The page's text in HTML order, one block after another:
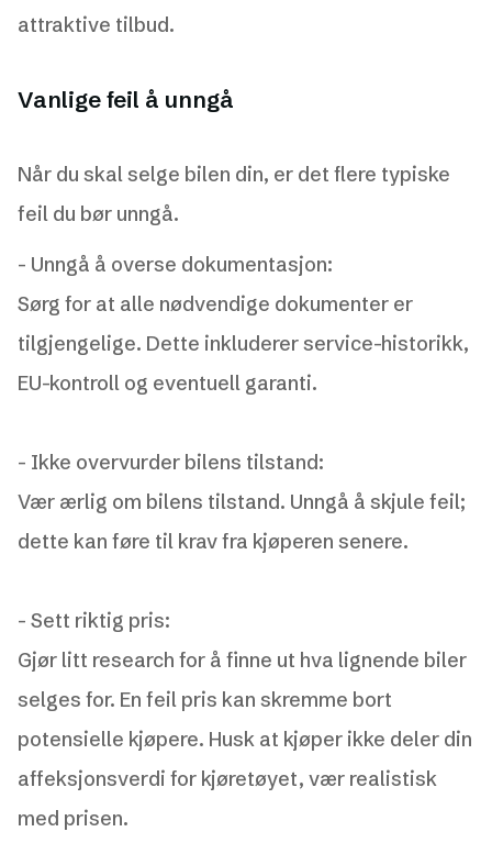
attraktive tilbud.
Vanlige feil å unngå
Når du skal selge bilen din, er det flere typiske
feil du bør unngå.
- Unngå å overse dokumentasjon:
Sørg for at alle nødvendige dokumenter er
tilgjengelige. Dette inkluderer service-historikk,
EU-kontroll og eventuell garanti.
- Ikke overvurder bilens tilstand:
Vær ærlig om bilens tilstand. Unngå å skjule feil;
dette kan føre til krav fra kjøperen senere.
- Sett riktig pris:
Gjør litt research for å finne ut hva lignende biler
selges for. En feil pris kan skremme bort
potensielle kjøpere. Husk at kjøper ikke deler din
affeksjonsverdi for kjøretøyet, vær realistisk
med prisen.